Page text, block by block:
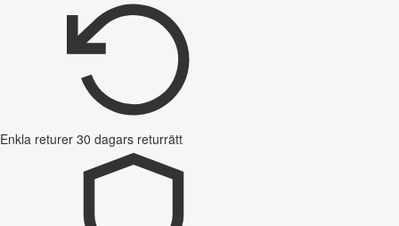
Enkla returer 30 dagars returrätt